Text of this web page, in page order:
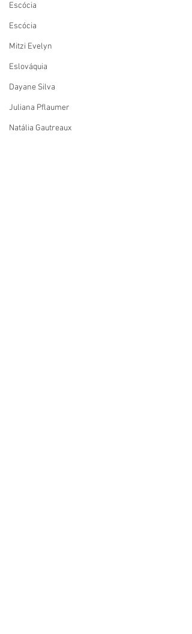
Escócia
Escócia
Mitzi Evelyn
Eslováquia
Dayane Silva
Juliana Pflaumer
Natália Gautreaux